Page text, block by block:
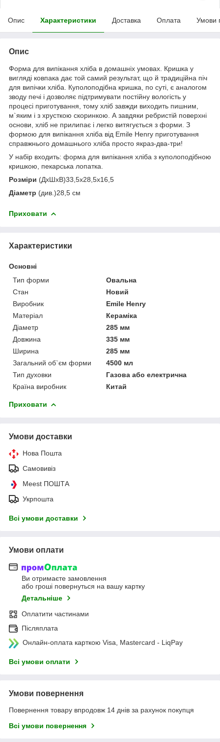
Опис Характеристики Доставка Оплата Умови
Опис
Форма для випікання хліба в домашніх умовах. Кришка у
вигляді ковпака дає той самий результат, що й традиційна піч
для випічки хліба. Куполоподібна кришка, по суті, є аналогом
зводу печі і дозволяє підтримувати постійну вологість у
процесі приготування, тому хліб завжди виходить пишним,
м`яким і з хрусткою скоринкою. А завдяки ребристій поверхні
основи, хліб не прилипає і легко витягується з форми. З
формою для випікання хліба від Emile Henry приготування
справжнього домашнього хліба просто якраз-два-три!
У набір входить: форма для випікання хліба з куполоподібною
кришкою, пекарська лопатка.
Розміри (ДхШхВ)33,5x28,5x16,5
Діаметр (див.)28,5 см
Приховати
Характеристики
Основні
Тип форми
Овальна
Стан
Новий
Виробник
Emile Henry
Матеріал
Кераміка
Діаметр
285 мм
Довжина
335 мм
Ширина
285 мм
Загальний об`єм форми
4500 мл
Тип духовки
Газова або електрична
Країна виробник
Китай
Приховати
Умови доставки
Нова Пошта
Самовивіз
Meest ПОШТА
Укрпошта
Всі умови доставки
Умови оплати
Ви отримаєте замовлення
або гроші повернуться на вашу картку
Детальніше
Оплатити частинами
Післяплата
Онлайн-оплата карткою Visa, Mastercard - LiqPay
Всі умови оплати
Умови повернення
Повернення товару впродовж 14 днів за рахунок покупця
Всі умови повернення